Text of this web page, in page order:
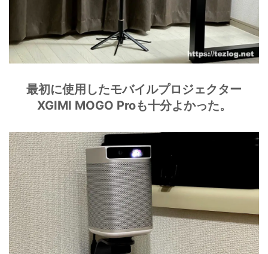
最初に使用したモバイルプロジェクター
XGIMI MOGO Proも十分よかった。